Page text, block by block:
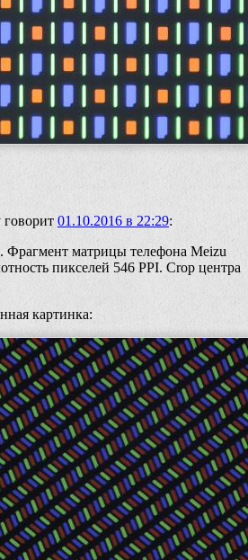
говорит 01.10.2016 в 22:29:
матрицы телефона Meizu
пикселей 546 PPI. Crop центра
картинка: